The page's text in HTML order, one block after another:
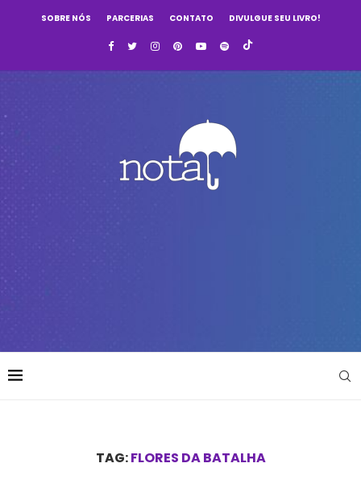
SOBRE NÓS PARCERIAS CONTATO DIVULGUE SEU LIVRO!
TAG:FLORES DA BATALHA